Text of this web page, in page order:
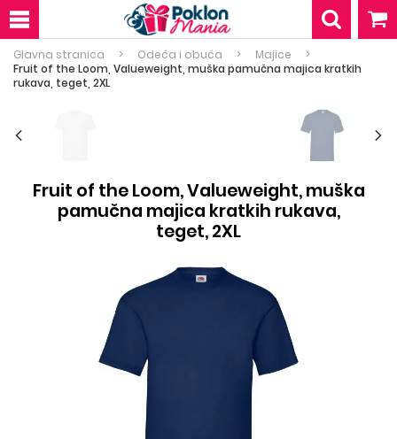
Glavna stranica Odeća i obuća
Majice
Fruit of the Loom, Valueweight, muška pamučna majica kratkih
rukava, teget, 2XL
Fruit of the Loom, Valueweight, muška
pamučna majica kratkih rukava,
teget, 2XL